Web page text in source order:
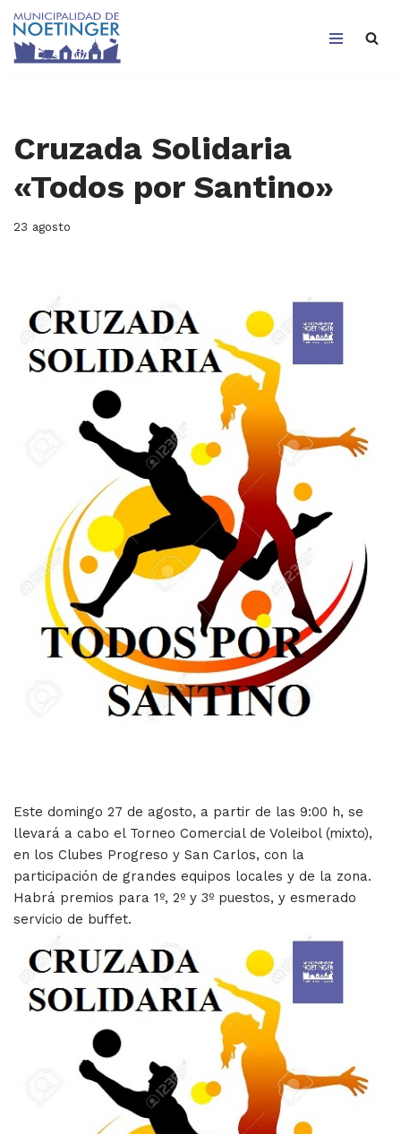
Saltar
Cruzada Solidaria
«Todos por Santino»
23 agosto
Este domingo 27 de agosto, a partir de las 9:00 h, se
llevará a cabo el Torneo Comercial de Voleibol (mixto),
en los Clubes Progreso y San Carlos, con la
participación de grandes equipos locales y de la zona.
Habrá premios para 1º, 2º y 3º puestos, y esmerado
servicio de buffet.